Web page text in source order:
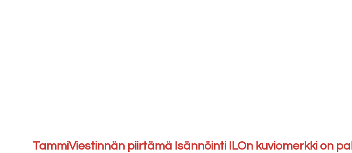
TammiViestinnän piirtämä Isännöinti ILOn kuviomerkki on